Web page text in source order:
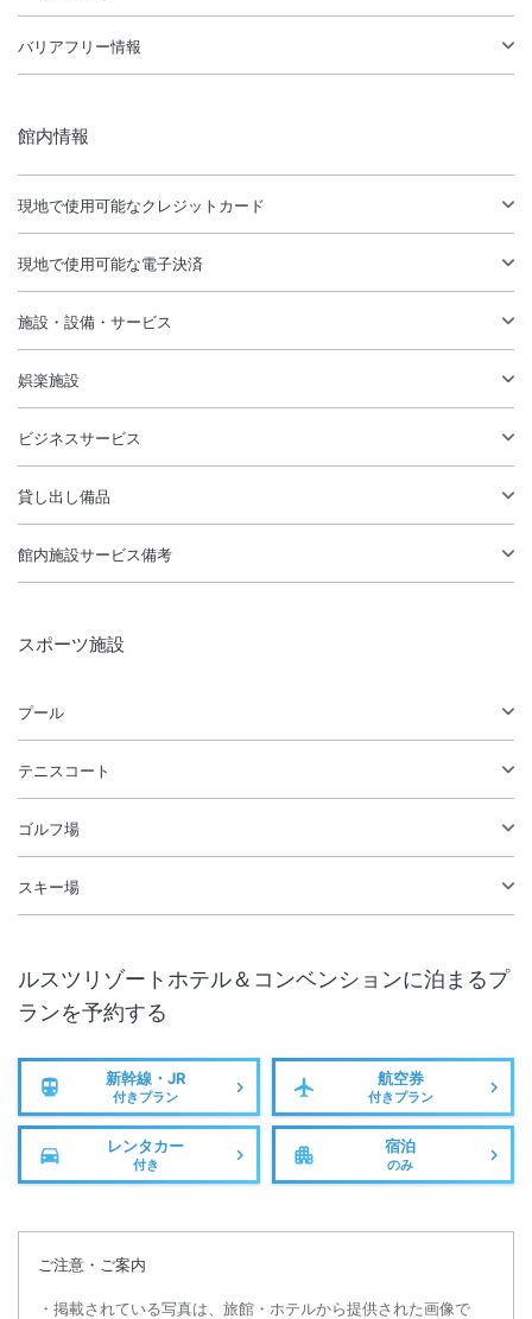
バリアフリー情報
館内情報
現地で使用可能なクレジットカード
現地で使用可能な電子決済
施設・設備・サービス
娯楽施設
ビジネスサービス
貸し出し備品
館内施設サービス備考
スポーツ施設
プール
テニスコート
ゴルフ場
スキー場
ルスツリゾートホテル＆コンベンションに泊まるプ
ランを予約する
新幹線・JR
付きプラン
航空券
付きプラン
レンタカー
付き
宿泊
のみ
ご注意・ご案内
掲載されている写真は、旅館・ホテルから提供された画像で